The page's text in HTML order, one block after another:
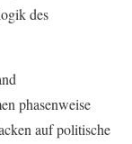
des
phasenweise
auf politische